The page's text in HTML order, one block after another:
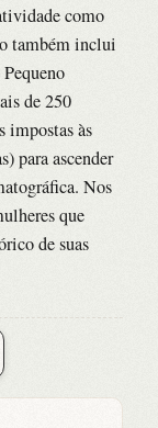
como
também inclui
de 250
impostas às
para ascender
Nos
que
de suas